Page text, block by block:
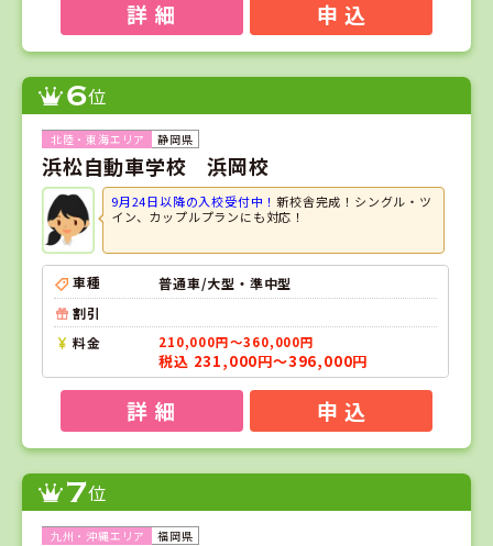
詳 細 申 込
6位
静岡県
浜松自動車学校 浜岡校
9月24日以降の入校受付中！新校舎完成！シングル・ツ
イン、カップルプランにも対応！
車種
普通車/大型・準中型
割引
料金
210,000円～360,000円
税込 231,000円～396,000円
詳 細 申 込
7位
福岡県